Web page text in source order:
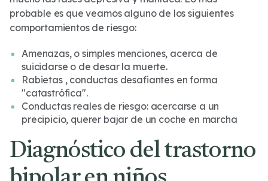
probable es que veamos alguno de los siguientes
comportamientos de riesgo:
Amenazas, o simples menciones, acerca de
suicidarse o de desar la muerte.
Rabietas , conductas desafiantes en forma
"catastrófica".
Conductas reales de riesgo: acercarse a un
precipicio, querer bajar de un coche en marcha
Diagnóstico del trastorno